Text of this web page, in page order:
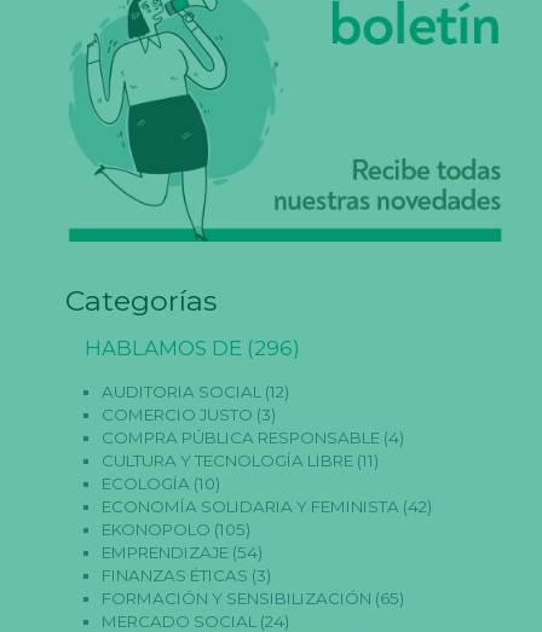
Categorías
HABLAMOS DE (296)
AUDITORIA SOCIAL (12)
COMERCIO JUSTO (3)
COMPRA PÚBLICA RESPONSABLE(4)
CULTURA Y TECNOLOGÍA LIBRE(11)
ECOLOGÍA (10)
ECONOMÍA SOLIDARIA Y FEMINISTA (42)
EKONOPOLO (105)
EMPRENDIZAJE(54)
FINANZAS ÉTICAS (3)
FORMACIÓN Y SENSIBILIZACIÓN (65)
MERCADO SOCIAL (24)